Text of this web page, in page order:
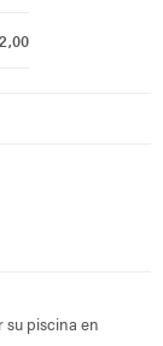
su piscina en